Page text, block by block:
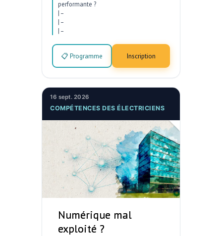
performante ?
| –
| –
| –
📋 Programme Inscription
16 sept. 2026
COMPÉTENCES DES ÉLECTRICIENS
Numérique mal
exploité ?